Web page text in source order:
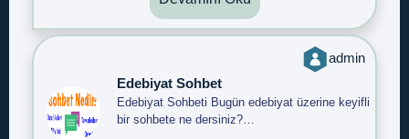
admin
Edebiyat Sohbet
Edebiyat Sohbeti Bugün edebiyat üzerine keyifli
bir sohbete ne dersiniz?…